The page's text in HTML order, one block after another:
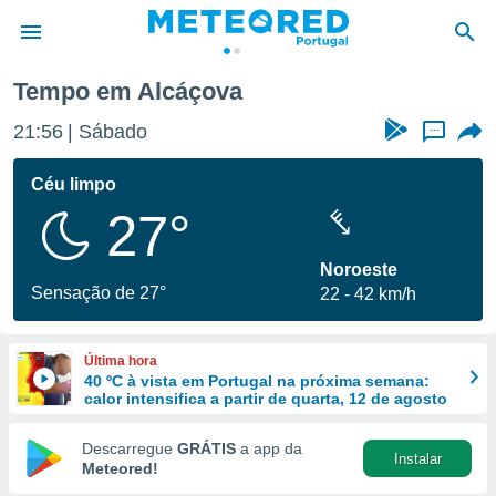
da
foi
fornecidas
a este
das
e
forma
digital
Tempo em Alcáçova
21:56 Sábado ...
Céu limpo
27°
Sensação de 27°
Noroeste
22
42 km/h
Última hora
40 ºC à vista em Portugal na próxima semana:
calor intensifica a partir de quarta, 12 de agosto
Descarregue GRÁTIS a app da
Meteored!
Instalar